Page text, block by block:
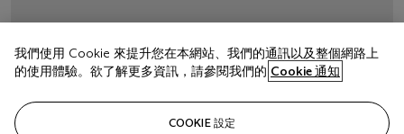
我們使用 Cookie 來提升您在本網站、我們的通訊以及整個網路上
的使用體驗。欲了解更多資訊，請參閱我們的 Cookie 通知
COOKIE 設定